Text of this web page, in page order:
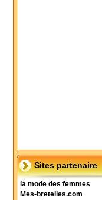
Sites partenaire
la mode des femmes
Mes-bretelles.com